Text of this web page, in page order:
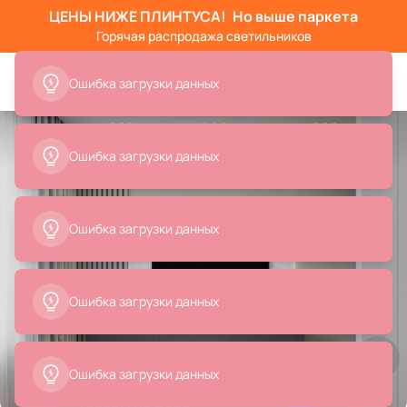
ЦЕНЫ НИЖЕ ПЛИНТУСА! Но выше паркета
Горячая распродажа светильников
Ошибка загрузки данных
Ошибка загрузки данных
Ошибка загрузки данных
Ошибка загрузки данных
Ошибка загрузки данных
Все Детская мебель Кровати